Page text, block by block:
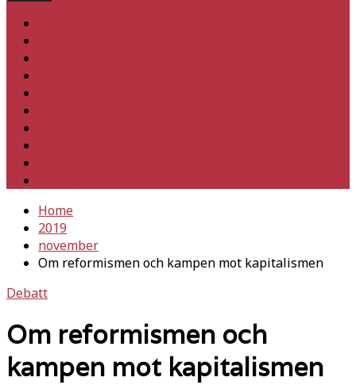
Home
2019
november
Om reformismen och kampen mot kapitalismen
Debatt
Om reformismen och
kampen mot kapitalismen